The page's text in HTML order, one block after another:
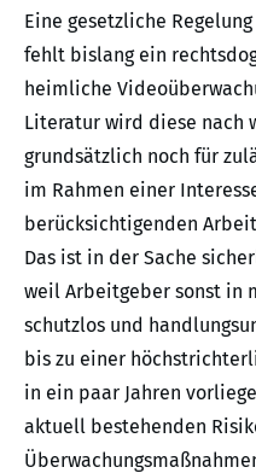
Eine gesetzliche
fehlt bislang ein
heimliche
Literatur wird diese nach
grundsätzlich noch für
im Rahmen einer
berücksichtigenden
Das ist in der Sache
weil Arbeitgeber sonst in
schutzlos und
bis zu einer
in ein paar Jahren
aktuell bestehenden